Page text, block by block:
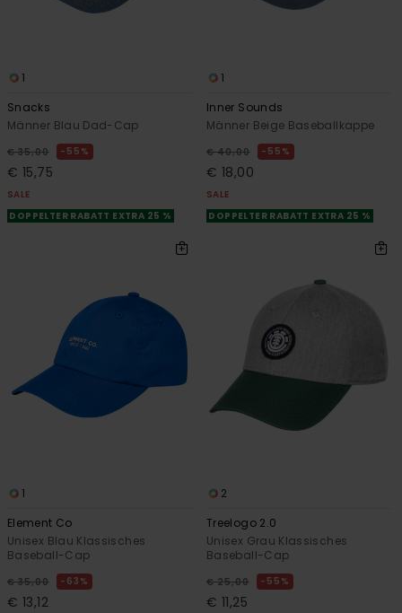
1
Snacks
Männer Blau Dad-Cap
€ 35,00 55%
€ 15,75
SALE
DOPPELTER RABATT EXTRA 25 %
1
Inner Sounds
Männer Beige Baseballkappe
€ 40,00 55%
€ 18,00
SALE
DOPPELTER RABATT EXTRA 25 %
1
Element Co
Unisex Blau Klassisches
Baseball-Cap
€ 35,00 63%
€ 13,12
2
Treelogo 2.0
Unisex Grau Klassisches
Baseball-Cap
€ 25,00 55%
€ 11,25